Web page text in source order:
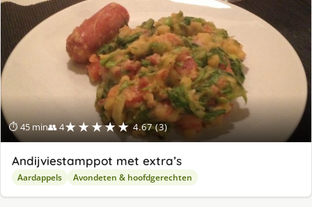
⏱ 45 min👥 4★★★★★ 4.67 (3)
Andijviestamppot met extra’s
Aardappels Avondeten & hoofdgerechten